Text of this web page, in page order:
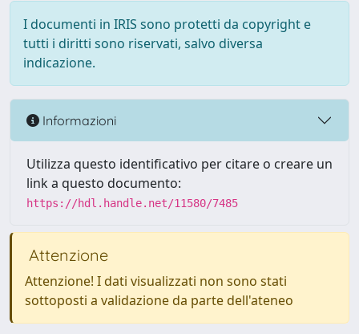
I documenti in IRIS sono protetti da copyright e
tutti i diritti sono riservati, salvo diversa
indicazione.
Informazioni
Utilizza questo identificativo per citare o creare un
link a questo documento:
https://hdl.handle.net/11580/7485
Attenzione
Attenzione! I dati visualizzati non sono stati
sottoposti a validazione da parte dell'ateneo